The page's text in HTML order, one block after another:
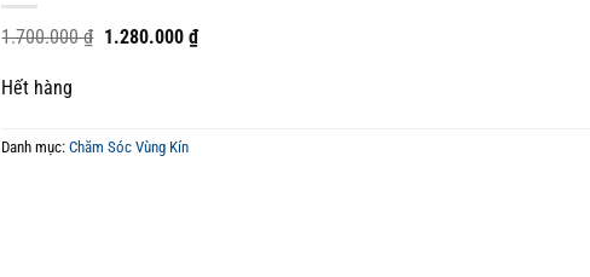
1.700.000₫ Giá
1.280.000₫Giá
hiện
Hết hàng
Danh mục:Chăm Sóc Vùng Kín